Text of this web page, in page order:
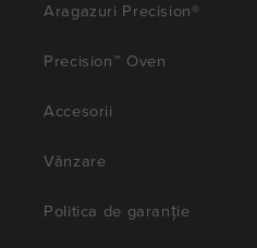
Aragazuri Precision®
Precision™ Oven
Accesorii
Vânzare
Politica de garanție